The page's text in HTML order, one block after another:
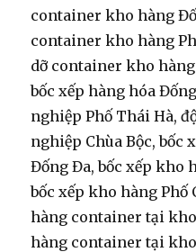
container kho hàng
container kho hàng
dỡ container kho
bốc xếp hàng hóa
nghiệp Phố Thái Hà,
nghiệp Chùa Bộc, bốc
Đống Đa, bốc xếp kho
bốc xếp kho hàng Phố
hàng container tại
hàng container tại kho